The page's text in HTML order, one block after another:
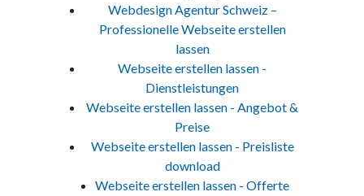
Webdesign Agentur Schweiz –
Professionelle Webseite erstellen
lassen
Webseite erstellen lassen -
Dienstleistungen
Webseite erstellen lassen - Angebot &
Preise
Webseite erstellen lassen - Preisliste
download
Webseite erstellen lassen - Offerte